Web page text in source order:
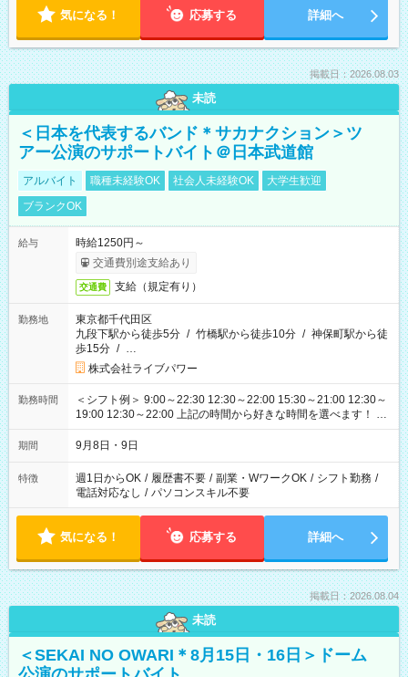
気になる！ 応募する 詳細へ
掲載日：2026.08.03
未読
＜日本を代表するバンド＊サカナクション＞ツ
アー公演のサポートバイト＠日本武道館
アルバイト 職種未経験OK 社会人未経験OK
大学生歓迎
ブランクOK
給与
時給1250円～
交通費別途支給あり
交通費 支給（規定有り）
勤務地
東京都千代田区
九段下駅から徒歩5分 / 竹橋駅から徒歩10分 / 神保町駅から徒
歩15分 / …
株式会社ライブパワー
勤務時間
＜シフト例＞ 9:00～22:30 12:30～22:00 15:30～21:00 12:30～
19:00 12:30～22:00 上記の時間から好きな時間を選べます！ ※
時間は変更となる可能性があります
期間 9月8日・9日
特徴 週1日からOK / 履歴書不要 / 副業・WワークOK / シフト勤務 /
電話対応なし / パソコンスキル不要
気になる！ 応募する 詳細へ
掲載日：2026.08.04
未読
＜SEKAI NO OWARI＊8月15日・16日＞ドーム